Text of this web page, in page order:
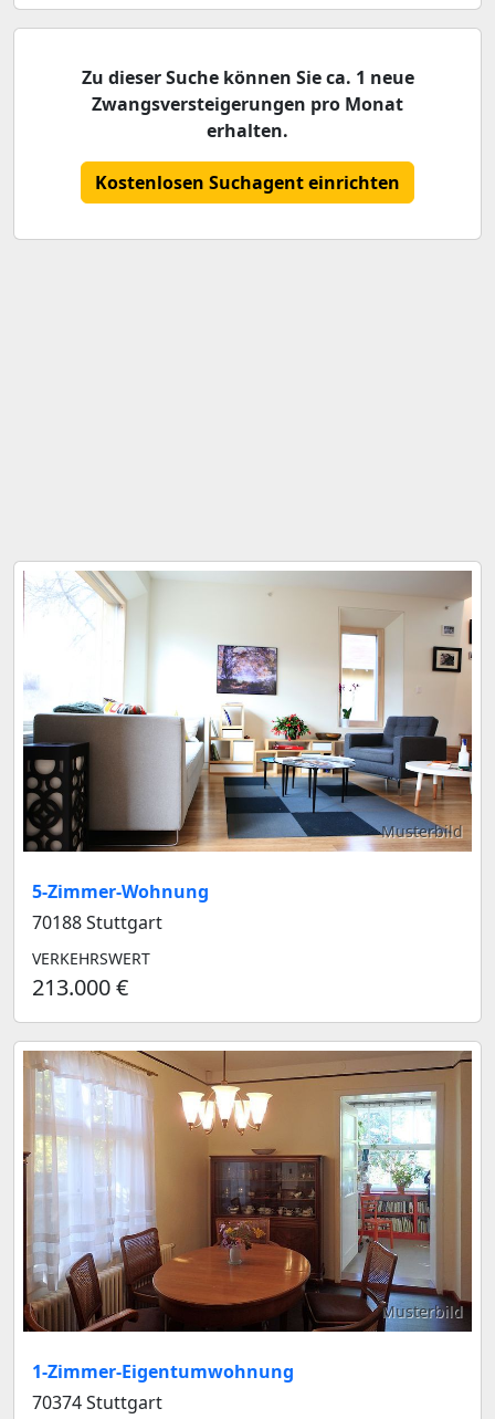
Zu dieser Suche können Sie ca. 1 neue
Zwangsversteigerungen pro Monat
erhalten.
Kostenlosen Suchagent einrichten
Musterbild
5-Zimmer-Wohnung
70188 Stuttgart
VERKEHRSWERT
213.000 €
Musterbild
1-Zimmer-Eigentumwohnung
70374 Stuttgart